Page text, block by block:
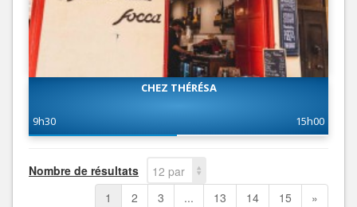
CHEZ THÉRÉSA
9h30 15h00
Nombre de résultats
12 par
page
1 2 3 ... 13 14 15 »